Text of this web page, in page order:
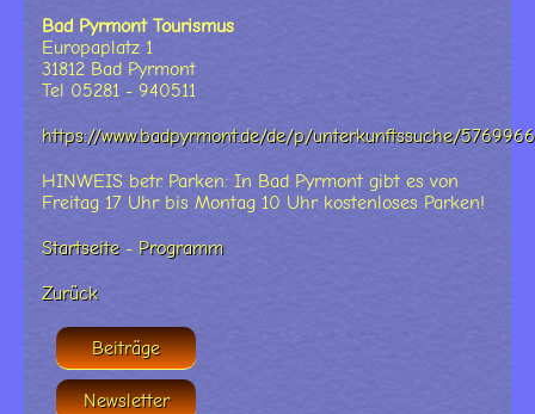
Beiträge
Newsletter
Bad Pyrmont Tourismus
Europaplatz 1
31812 Bad Pyrmont
Tel 05281 - 940511
https://www.badpyrmont.de/de/p/unterkunftssuche/
HINWEIS betr. Parken: In Bad Pyrmont gibt es von
Freitag 17 Uhr bis Montag 10 Uhr kostenloses Parken!
Startseite- Programm
Zurück